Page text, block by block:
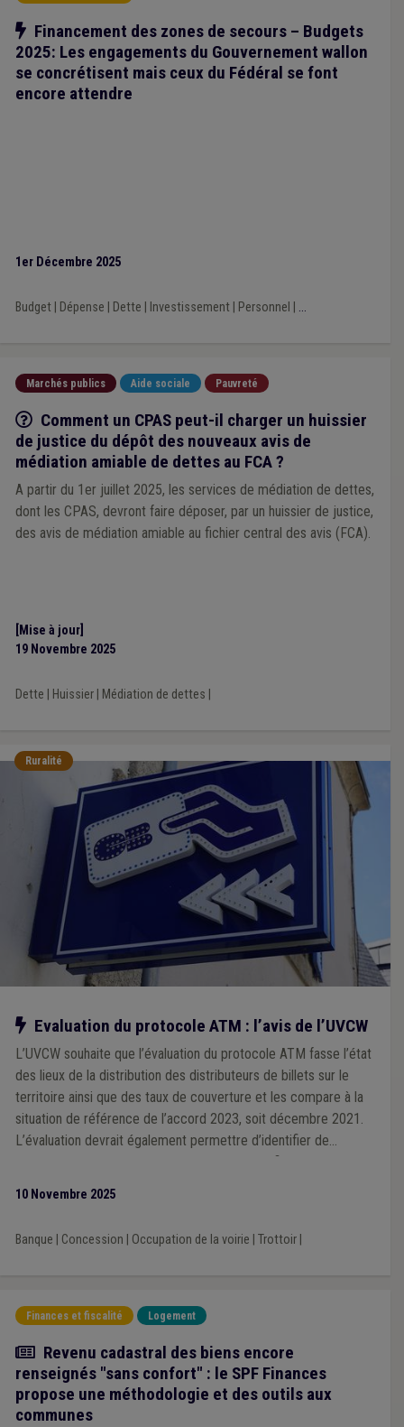
Notre action
Financement des zones de secours – Budgets
2025: Les engagements du Gouvernement wallon
se concrétisent mais ceux du Fédéral se font
encore attendre
1er Décembre 2025
Budget| Dépense Dette Investissement| Personnel ...
Marchés publics Aide sociale Pauvreté
Q/R
Comment un CPAS peut-il charger un huissier
de justice du dépôt des nouveaux avis de
médiation amiable de dettes au FCA ?
A partir du 1er juillet 2025, les services de médiation de dettes,
dont les CPAS, devront faire déposer, par un huissier de justice,
des avis de médiation amiable au fichier central des avis (FCA).
[Mise à jour]
19 Novembre 2025
Dette Huissier| Médiation de dettes
Ruralité
Notre action
Evaluation du protocole ATM : l’avis de l’UVCW
L’UVCW souhaite que l’évaluation du protocole ATM fasse l’état
des lieux de la distribution des distributeurs de billets sur le
territoire ainsi que des taux de couverture et les compare à la
situation de référence de l’accord 2023, soit décembre 2021.
L’évaluation devrait également permettre d’identifier de
manière objective les zones mal desservies afin de pouvoir
10 Novembre 2025
Banque Concession Occupation de la voirie Trottoir|
Finances et fiscalité Logement
Actualité
Revenu cadastral des biens encore
renseignés "sans confort" : le SPF Finances
propose une méthodologie et des outils aux
communes